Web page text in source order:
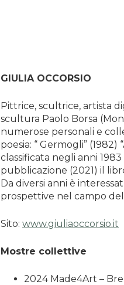
GIULIA OCCORSIO
Pittrice, scultrice, artista
scultura Paolo Borsa
numerose personali e
poesia: “ Germogli” (1982)
classificata negli anni
pubblicazione (2021) il
Da diversi anni è
prospettive nel campo
Sito: www.giuliaoccorsio.it
Mostre collettive
2024 Made4Art –